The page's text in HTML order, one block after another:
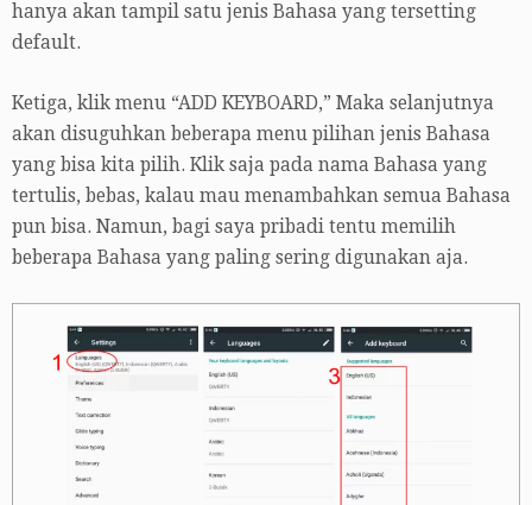
hanya akan tampil satu jenis Bahasa yang tersetting
default.
Ketiga, klik menu “ADD KEYBOARD,” Maka selanjutnya
akan disuguhkan beberapa menu pilihan jenis Bahasa
yang bisa kita pilih. Klik saja pada nama Bahasa yang
tertulis, bebas, kalau mau menambahkan semua Bahasa
pun bisa. Namun, bagi saya pribadi tentu memilih
beberapa Bahasa yang paling sering digunakan aja.